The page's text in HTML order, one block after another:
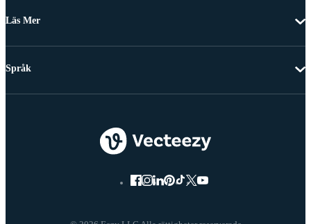
Läs Mer
Språk